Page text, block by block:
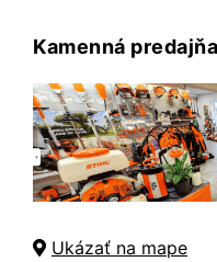
Kamenná predajňa
Ukázať na mape